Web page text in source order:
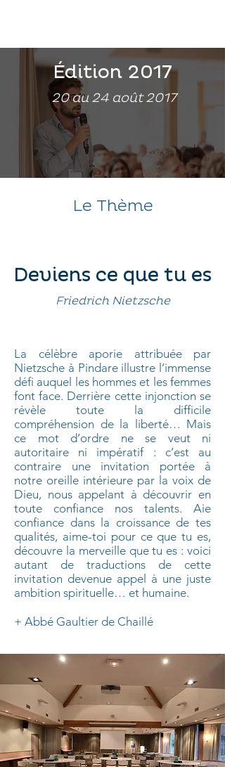
Édition 2017
20 au 24 août 2017
Le Thème
Deviens ce que tu es
Friedrich Nietzsche
La célèbre aporie attribuée par
Nietzsche à Pindare illustre l’immense
défi auquel les hommes et les femmes
font face. Derrière cette injonction se
révèle toute la difficile
compréhension de la liberté… Mais
ce mot d’ordre ne se veut ni
autoritaire ni impératif : c’est au
contraire une invitation portée à
notre oreille intérieure par la voix de
Dieu, nous appelant à découvrir en
toute confiance nos talents. Aie
confiance dans la croissance de tes
qualités, aime-toi pour ce que tu es,
découvre la merveille que tu es : voici
autant de traductions de cette
invitation devenue appel à une juste
ambition spirituelle… et humaine.
+ Abbé Gaultier de Chaillé